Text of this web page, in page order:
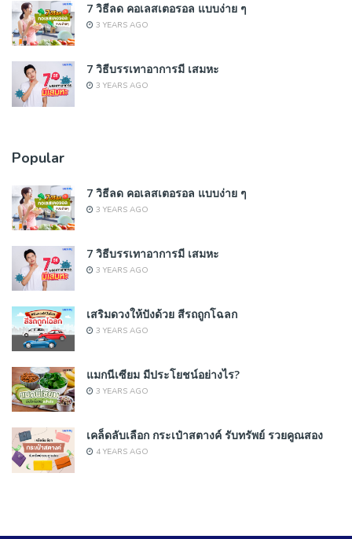
7 วิธีลด คอเลสเตอรอล แบบง่าย ๆ
3 YEARS AGO
7 วิธีบรรเทาอาการมี เสมหะ
3 YEARS AGO
Popular
7 วิธีลด คอเลสเตอรอล แบบง่าย ๆ
3 YEARS AGO
7 วิธีบรรเทาอาการมี เสมหะ
3 YEARS AGO
เสริมดวงให้ปังด้วย สีรถถูกโฉลก
3 YEARS AGO
แมกนีเซียม มีประโยชน์อย่างไร?
3 YEARS AGO
เคล็ดลับเลือก กระเป๋าสตางค์ รับทรัพย์ รวยคูณสอง
4 YEARS AGO